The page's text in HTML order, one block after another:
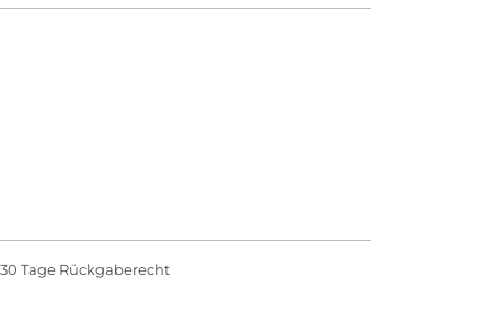
30 Tage Rückgaberecht